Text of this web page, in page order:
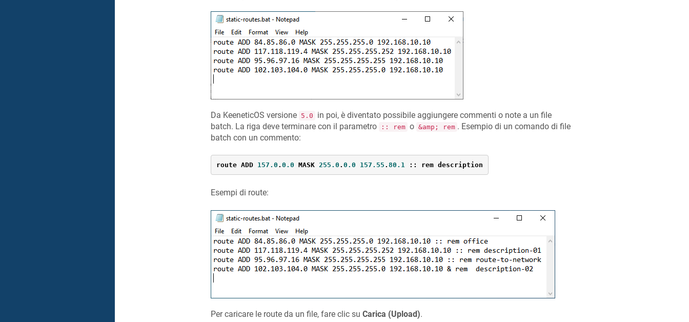
Da KeeneticOS versione 5.0
in poi, è diventato possibile aggiungere commenti o note a un file
batch. La riga deve terminare con il parametro
:: rem o &amp; rem . Esempio di un comando di file
batch con un commento:
route ADD 157.0 . 0.0 MASK 255.0 . 0.0 157.55 . 80.1 :: rem description
Esempi di route:
Per caricare le route da un file, fare clic su Carica (Upload).